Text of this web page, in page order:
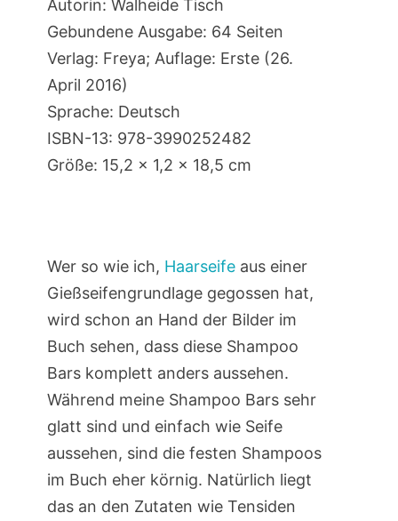
Autorin: Walheide Tisch
Gebundene Ausgabe: 64 Seiten
Verlag: Freya; Auflage: Erste (26.
April 2016)
Sprache: Deutsch
ISBN-13: 978-3990252482
Größe: 15,2 x 1,2 x 18,5 cm
Wer so wie ich, Haarseifeaus einer
Gießseifengrundlage gegossen hat,
wird schon an Hand der Bilder im
Buch sehen, dass diese Shampoo
Bars komplett anders aussehen.
Während meine Shampoo Bars sehr
glatt sind und einfach wie Seife
aussehen, sind die festen Shampoos
im Buch eher körnig. Natürlich liegt
das an den Zutaten wie Tensiden